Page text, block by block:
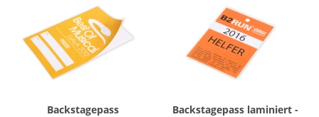
Backstagepass
Backstagepass laminiert -